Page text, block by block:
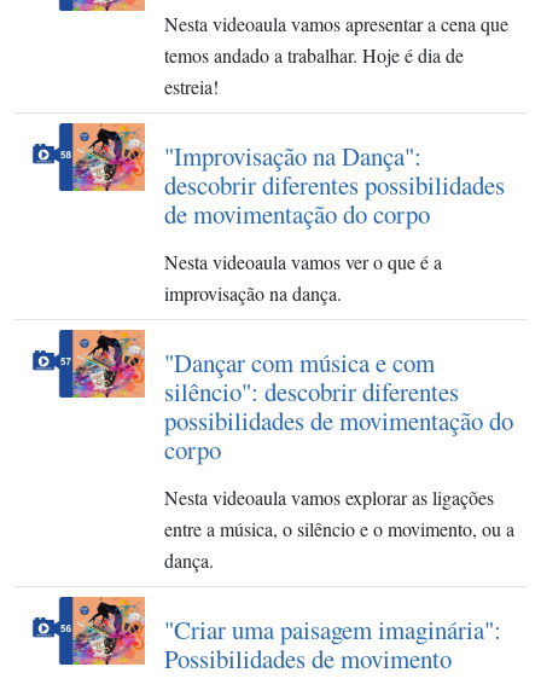
Nesta videoaula vamos apresentar a cena que
temos andado a trabalhar. Hoje é dia de
estreia!
"Improvisação na Dança":
descobrir diferentes possibilidades
de movimentação do corpo
Nesta videoaula vamos ver o que é a
improvisação na dança.
"Dançar com música e com
silêncio": descobrir diferentes
possibilidades de movimentação do
corpo
Nesta videoaula vamos explorar as ligações
entre a música, o silêncio e o movimento, ou a
dança.
"Criar uma paisagem imaginária":
Possibilidades de movimento